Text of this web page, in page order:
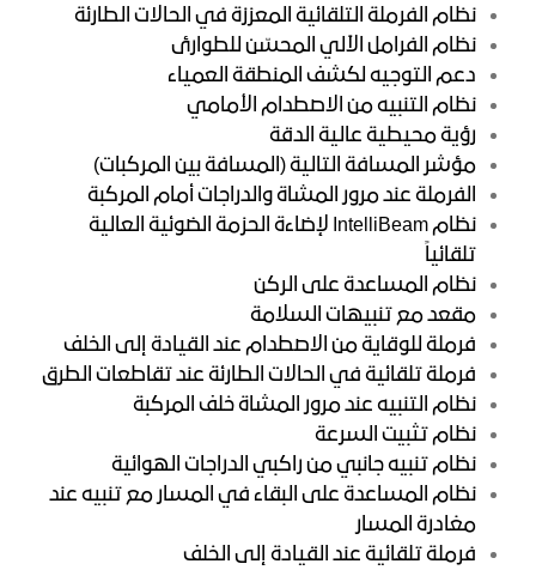
نظام الفرملة التلقائية المعززة في الحالات الطارئة
نظام الفرامل الآلي المحسّن للطوارئ
دعم التوجيه لكشف المنطقة العمياء
نظام التنبيه من الاصطدام الأمامي
رؤية محيطية عالية الدقة
مؤشر المسافة التالية (المسافة بين المركبات)
الفرملة عند مرور المشاة والدراجات أمام المركبة
نظام IntelliBeam لإضاءة الحزمة الضوئية العالية
تلقائياً
نظام المساعدة على الركن
مقعد مع تنبيهات السلامة
فرملة للوقاية من الاصطدام عند القيادة إلى الخلف
فرملة تلقائية في الحالات الطارئة عند تقاطعات الطرق
نظام التنبيه عند مرور المشاة خلف المركبة
نظام تثبيت السرعة
نظام تنبيه جانبي من راكبي الدراجات الهوائية
نظام المساعدة على البقاء في المسار مع تنبيه عند
مغادرة المسار
فرملة تلقائية عند القيادة إلى الخلف